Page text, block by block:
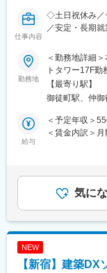
水曜日ノー残
間15日の取得
◇規則や制度面
会社自体で社
規制含む）を考
◇ボトムアップ
裁量の広さや
■海外進出・グ
1965年以降建
ルエンジニア
ア圏にも積極
仕事内容
◇土日祝休み／
／安定・長期
ス・有給取得
成長企業～
■業務内容：
建築受注営業と
せ、
企画・計画・
日立グループ
工場・生産施
庁案件など、
勤務地
＜勤務地詳細
トタワー17F
受動喫煙対策：
【最寄り駅】
御徒町駅、仲
給与
＜予定年収＞
＜賃金内訳＞
＞※給与詳細は
月給×5.8か月
り、選考を通
当を含めた表記
気に
NEW
【新宿】建築